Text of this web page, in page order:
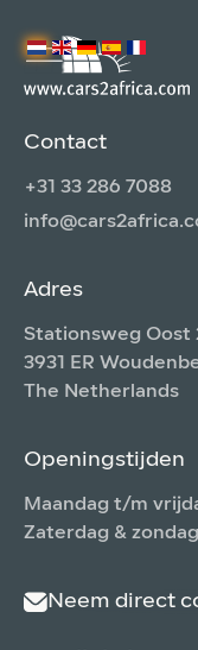
Contact
+31 33 286 7088
Adres
Stationsweg Oost
3931 ER
The Netherlands
Openingstijden
Maandag t/m
Zaterdag &
Neem direct